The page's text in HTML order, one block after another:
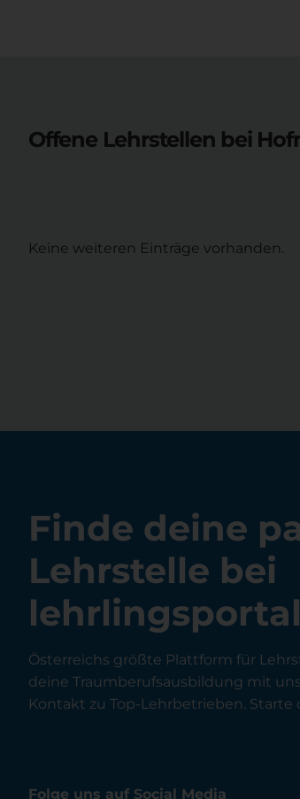
Offene Lehrstellen bei
Keine weiteren Einträge vorhanden.
Finde deine
Lehrstelle bei
Österreichs größte Plattform für
deine Traumberufsausbildung mit
Kontakt zu Top-Lehrbetrieben. Starte
Folge uns auf Social Media